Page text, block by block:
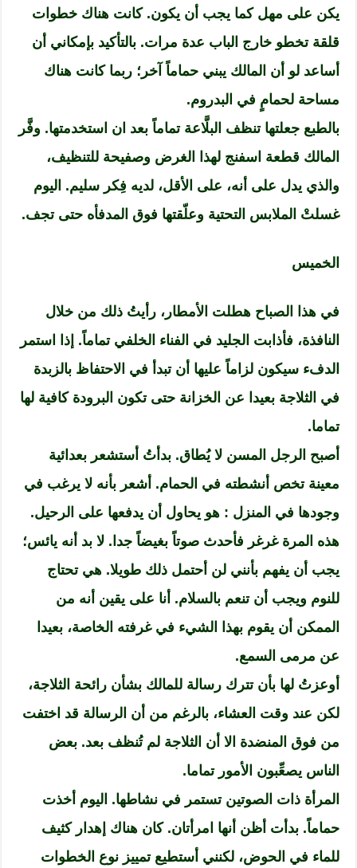
يكن على مهل كما يجب أن يكون. كانت هناك خطوات
قلقة تخطو خارج الباب عدة مرات. بالتأكيد بإمكاني أن
أساعد لو أن المالك يبني حماماً آخر؛ ربما كانت هناك
مساحة لحمامٍ في البدروم.
بالطبع جعلتها تنظف البلَّاعة تماماً بعد ان استخدمتها. وفَّر
المالك قطعة اسفنج لهذا الغرض وصفيحة للتنظيف،
والذي يدل على أنه، على الأقل، لديه فِكر سليم. اليوم
غسلتْ الملابس التحتية وعلّقتها فوق المدفأه حتى تجف.
الخميس
في هذا الصباح هطلت الأمطار، رأيتُ ذلك من خلال
النافذة، فأذابت الجليد في الفناء الخلفي تماماً. إذا استمر
الدفء سيكون لزاماً عليها أن تبدأ في الاحتفاظ بالزبدة
في الثلاجة بعيدا عن الخزانة حتى تكون البرودة كافية لها
تماما.
أصبح الرجل المسن لا يُطاق. بدأتُ أستشعر بعدائية
معينة تخص أنشطته في الحمام. أشعر بأنه لا يرغب في
وجودها في المنزل : هو يحاول أن يدفعها على الرحيل.
هذه المرة غرغر فأحدث صوتاً بغيضاً جدا. لا بد أنه يائس؛
يجب أن يفهم بأنني لن أحتمل ذلك طويلا. هي تحتاج
للنوم ويجب أن تنعم بالسلام. أنا على يقين أنه من
الممكن أن يقوم بهذا الشيء في غرفته الخاصة، بعيدا
عن مرمى السمع.
أوعزتُ لها بأن تترك رسالة للمالك بشأن رائحة الثلاجة،
لكن عند وقت العشاء، بالرغم من أن الرسالة قد اختفت
من فوق المنضدة الا أن الثلاجة لم تُنظف بعد. بعض
الناس يصعِّبون الأمور تماما.
المرأة ذات الصوتين تستمر في نشاطها. اليوم أخذت
حماماً. بدأت أظن أنها امرأتان. كان هناك إهدار كثيف
للماء في الحوض، لكنني أستطيع تمييز نوع الخطوات